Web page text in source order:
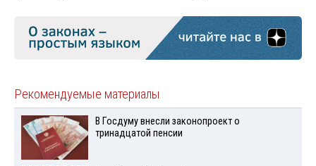
Рекомендуемые материалы
В Госдуму внесли законопроект о
тринадцатой пенсии